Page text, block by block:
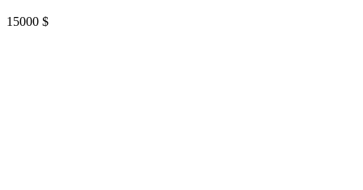
15000 $